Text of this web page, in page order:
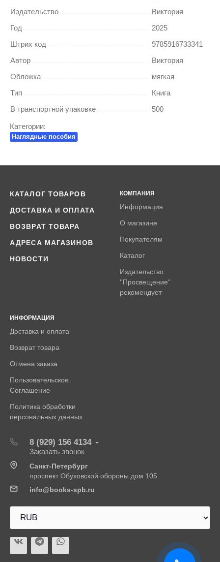
Издательство
Виктория
Год
2025
Штрих код
9785916733341
Автор
Виктория
Обложка
мягкая
Тип
Книга
В транспортной упаковке
500
Категории:
Наглядные пособия
КАТАЛОГ ТОВАРОВ
ДОСТАВКА И ОПЛАТА
ВОЗВРАТ ТОВАРА
АДРЕСА МАГАЗИНОВ
НОВОСТИ
КОМПАНИЯ
Информация
О магазине
Покупателям
Каталог
Издательство
''Просвещение''
рекомендует
ИНФОРМАЦИЯ
Доставка и оплата
Возврат товара
Отмена заказа
Пользовательское
Соглашение
Политика обработки
персональных данных
8 (929) 156 4134
Заказать звонок
Санкт-Петербург
проспект Обуховской обороны дом 105.
info@books-spb.ru